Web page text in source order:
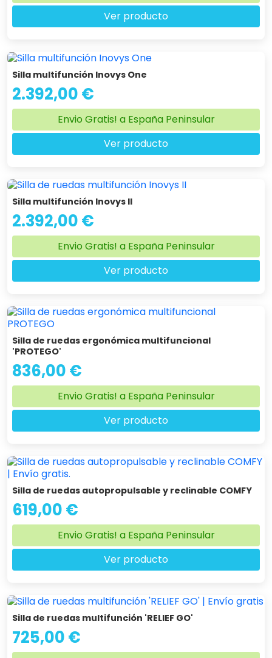
Ver producto
Silla multifunción Inovys One
2.392,00 €
Envio Gratis! a España Peninsular
Ver producto
Silla multifunción Inovys II
2.392,00 €
Envio Gratis! a España Peninsular
Ver producto
Silla de ruedas ergonómica multifuncional
'PROTEGO'
836,00 €
Envio Gratis! a España Peninsular
Ver producto
Silla de ruedas autopropulsable y reclinable COMFY
619,00 €
Envio Gratis! a España Peninsular
Ver producto
Silla de ruedas multifunción 'RELIEF GO'
725,00 €